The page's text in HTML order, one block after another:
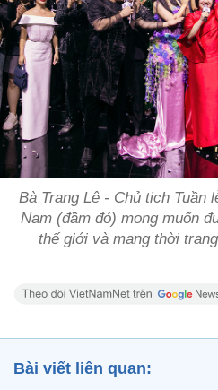
Bà Trang Lê - Chủ tịch Tuần
Nam (đầm đỏ) mong muốn
thế giới và mang thời
Bài viết liên quan: